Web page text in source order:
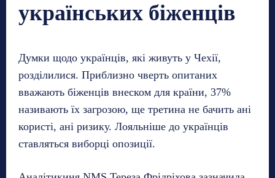
українських біженців
Думки щодо українців, які живуть у Чехії,
розділилися. Приблизно чверть опитаних
вважають біженців внеском для країни, 37%
називають їх загрозою, ще третина не бачить ані
користі, ані ризику. Лояльніше до українців
ставляться виборці опозиції.